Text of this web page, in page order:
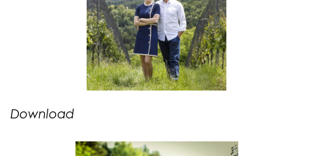
Download